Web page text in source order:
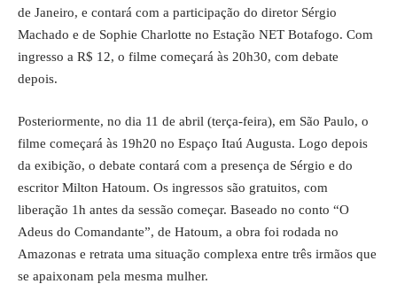
de Janeiro, e contará com a participação do diretor Sérgio
Machado e de Sophie Charlotte no Estação NET Botafogo. Com
ingresso a R$ 12, o filme começará às 20h30, com debate
depois.
Posteriormente, no dia 11 de abril (terça-feira), em São Paulo, o
filme começará às 19h20 no Espaço Itaú Augusta. Logo depois
da exibição, o debate contará com a presença de Sérgio e do
escritor Milton Hatoum. Os ingressos são gratuitos, com
liberação 1h antes da sessão começar. Baseado no conto “O
Adeus do Comandante”, de Hatoum, a obra foi rodada no
Amazonas e retrata uma situação complexa entre três irmãos que
se apaixonam pela mesma mulher.